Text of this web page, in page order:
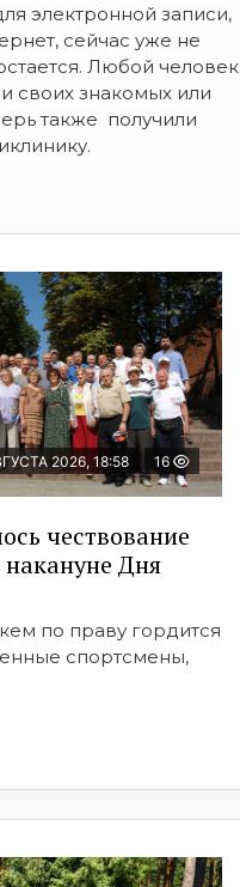
электронной записи,
сейчас уже не
Любой человек
своих знакомых или
также получили
2026, 18:58 16
чествование
накануне Дня
по праву гордится
спортсмены,